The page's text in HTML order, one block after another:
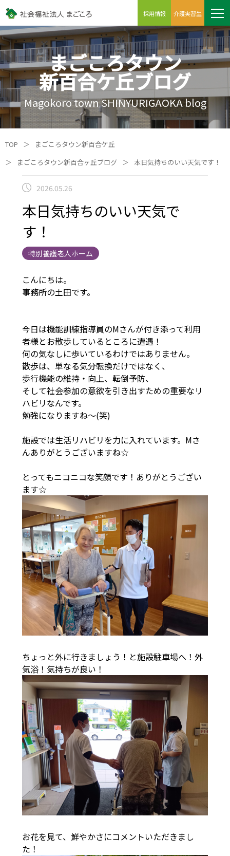
採用情報 介護実習生
まごころタウン
新百合ケ丘ブログ
Magokoro town SHINYURIGAOKA blog
TOP ＞
まごころタウン新百合ケ丘
＞
まごころタウン新百合ヶ丘ブログ ＞ 本日気持ちのいい天気です！
2026.05.26
本日気持ちのいい天気で
す！
特別養護老人ホーム
こんにちは。
事務所の土田です。
今日は機能訓練指導員のMさんが付き添って利用
者様とお散歩しているところに遭遇！
何の気なしに歩いているわけではありません。
散歩は、単なる気分転換だけではなく、
歩行機能の維持・向上、転倒予防、
そして社会参加の意欲を引き出すための重要なリ
ハビリなんです。
勉強になりますね～(笑)
施設では生活リハビリを力に入れています。Mさ
んありがとうございますね☆
とってもニコニコな笑顔です！ありがとうござい
ます☆
ちょっと外に行きましょう！と施設駐車場へ！外
気浴！気持ちが良い！
お花を見て、鮮やかさにコメントいただきまし
た！